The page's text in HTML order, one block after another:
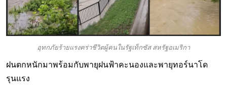
อุทกภัยร้ายแรงคร่าชีวิตผู้คนในรัฐเท็กซัส สหรัฐอเมริกา
ฝนตกหนักมาพร้อมกับพายุฝนฟ้าคะนองและพายุทอร์นาโด
รุนแรง